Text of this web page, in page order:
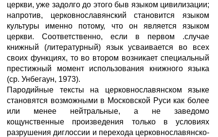
церкви, уже задолго до этого быв языком цивилизации;
напротив, церковнославянский становится языком
культуры именно потому, что он является языком
церкви. Соответственно, если в первом .случае
книжный (литературный) язык усваивается во всех
своих функциях, то во втором возникает специальный
престижный момент использования книжного языка
(ср. Унбегаун, 1973).
Пародийные тексты на церковнославянском языке
становятся возможными в Московской Руси как более
или менее нейтральные, а не заведомо
кощунственные произведения только в условиях
разрушения диглоссии и перехода церковнославянско-